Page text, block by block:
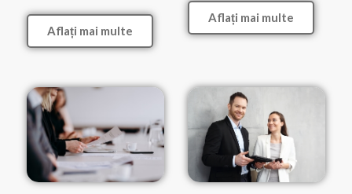
Aflați mai multe
Aflați mai multe